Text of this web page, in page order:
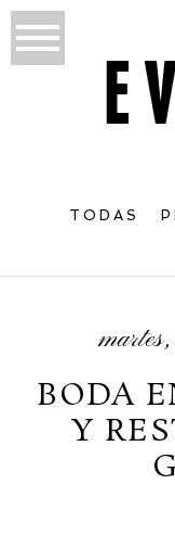
TODAS
BODA
Y